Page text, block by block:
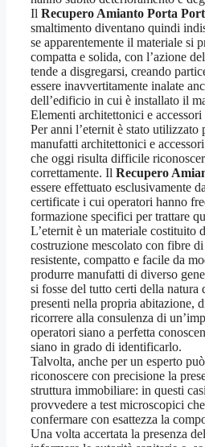
Il Recupero Amianto Porta
smaltimento diventano quindi
se apparentemente il materiale si
compatta e solida, con l’azione
tende a disgregarsi, creando
essere inavvertitamente inalate
dell’edificio in cui è installato il
Elementi architettonici e
Per anni l’eternit è stato utilizzato
manufatti architettonici e
che oggi risulta difficile
correttamente. Il Recupero
essere effettuato esclusivamente
certificate i cui operatori hanno
formazione specifici per trattare
L’eternit è un materiale costituito
costruzione mescolato con fibre
resistente, compatto e facile da
produrre manufatti di diverso
si fosse del tutto certi della natura
presenti nella propria abitazione,
ricorrere alla consulenza di
operatori siano a perfetta
siano in grado di identificarlo.
Talvolta, anche per un esperto
riconoscere con precisione la
struttura immobiliare: in questi
provvedere a test microscopici
confermare con esattezza la
Una volta accertata la presenza